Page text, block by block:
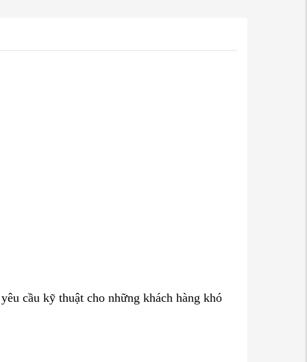
cầu kỹ thuật cho những khách hàng khó